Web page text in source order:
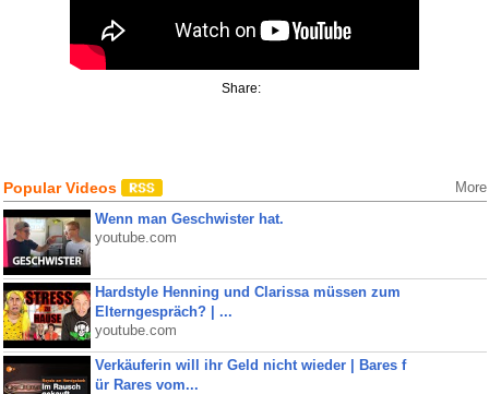
Share:
Popular Videos More
Wenn man Geschwister hat.
youtube.com
Hardstyle Henning und Clarissa müssen zum
Elterngespräch? | ...
youtube.com
Verkäuferin will ihr Geld nicht wieder | Bares f
ür Rares vom...